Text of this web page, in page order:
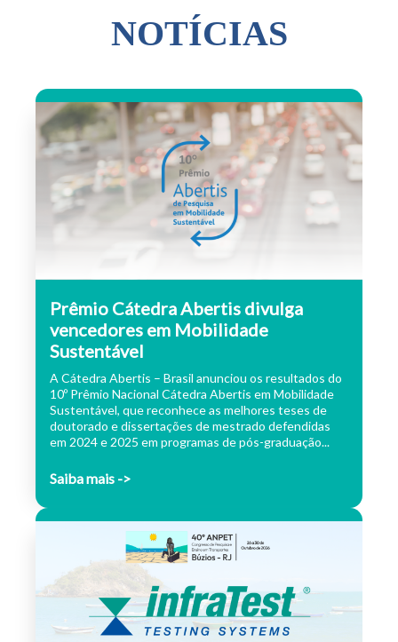
NOTÍCIAS
Prêmio Cátedra Abertis divulga
vencedores em Mobilidade
Sustentável
A Cátedra Abertis – Brasil anunciou os resultados do
10º Prêmio Nacional Cátedra Abertis em Mobilidade
Sustentável, que reconhece as melhores teses de
doutorado e dissertações de mestrado defendidas
em 2024 e 2025 em programas de pós-graduação...
Saiba mais ->